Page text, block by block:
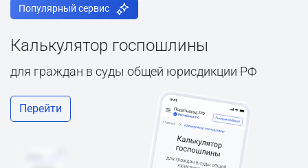
Популярный сервис
Калькулятор госпошлины
для граждан в суды общей юрисдикции РФ
Перейти